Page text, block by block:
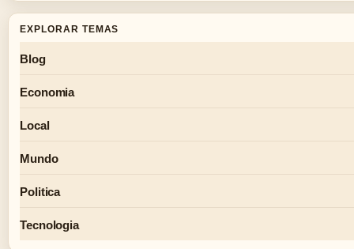
EXPLORAR TEMAS
Blog
Economia
Local
Mundo
Politica
Tecnologia